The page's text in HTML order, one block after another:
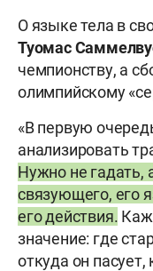
О языке тела в
Туомас
чемпионству, а
олимпийскому
«В первую
анализировать
Нужно не гадать,
связующего, его
его действия.
значение: где
откуда он